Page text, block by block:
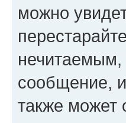
можно
нечитаемым,
сообщение,
также может